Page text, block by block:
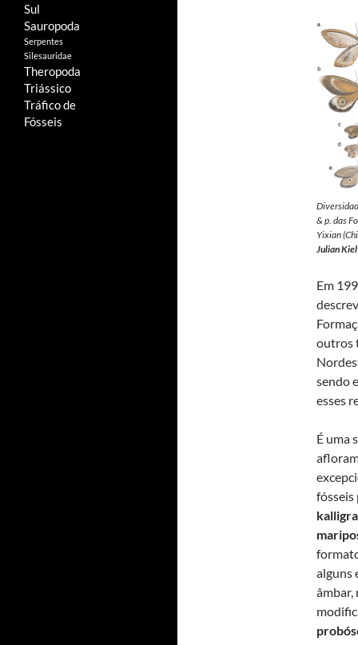
& p. das
Yixian
Julian
Em
outros
sendo
esses
É uma
alguns
âmbar,
Sul
Sauropoda
Serpentes
Silesauridae
Theropoda
Triássico
Tráfico de
Fósseis